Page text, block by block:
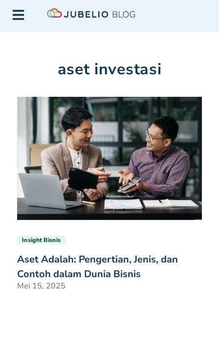
aset investasi
Insight Bisnis
Aset Adalah: Pengertian, Jenis, dan
Contoh dalam Dunia Bisnis
Mei 15, 2025